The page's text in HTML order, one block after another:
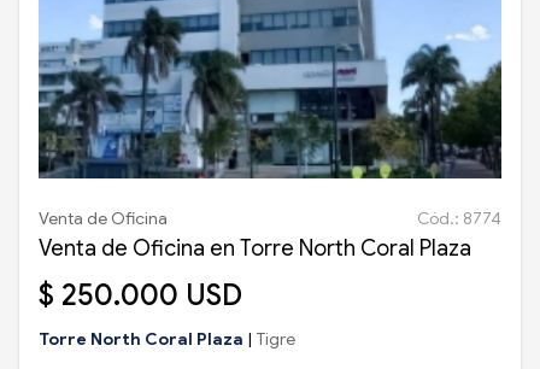
Venta de Oficina Cód.: 8774
Venta de Oficina en Torre North Coral Plaza
$ 250.000 USD
Torre North Coral Plaza | Tigre